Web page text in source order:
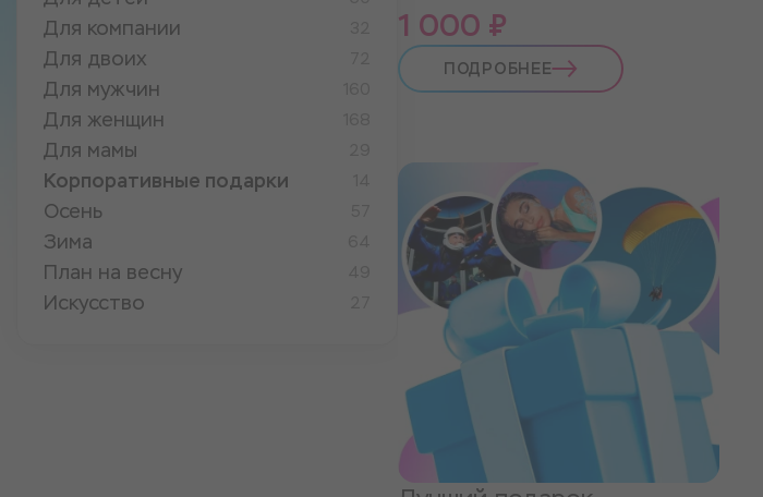
Для компании
Для двоих
Для мужчин
Для женщин
Для мамы
Корпоративные подарки
Осень
Зима
План на весну
Искусство
1 000 ₽
ПОДРОБНЕЕ